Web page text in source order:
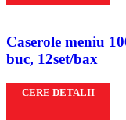
Caserole meniu
buc, 12set/bax
CERE DETALII